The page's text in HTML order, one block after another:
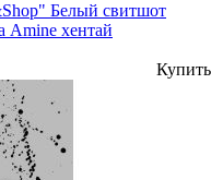
Белый свитшот
Amine хентай
Купить